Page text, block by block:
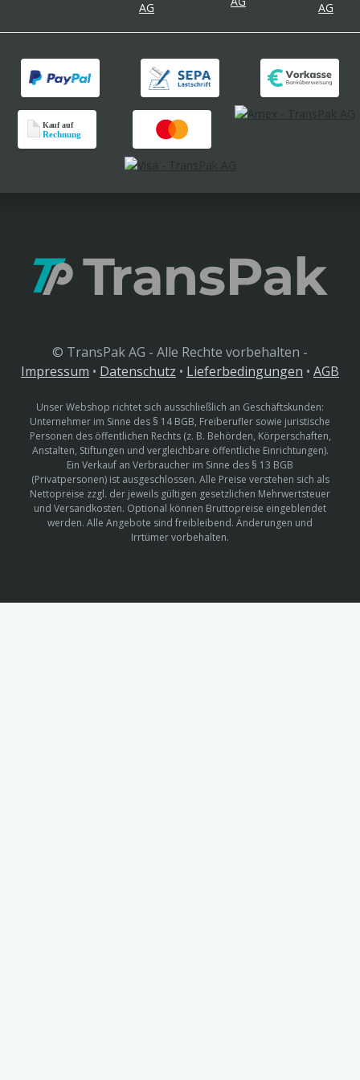
© TransPak AG - Alle Rechte vorbehalten -
Impressum • Datenschutz • Lieferbedingungen • AGB
Unser Webshop richtet sich ausschließlich an Geschäftskunden:
Unternehmer im Sinne des § 14 BGB, Freiberufler sowie juristische
Personen des öffentlichen Rechts (z. B. Behörden, Körperschaften,
Anstalten, Stiftungen und vergleichbare öffentliche Einrichtungen).
Ein Verkauf an Verbraucher im Sinne des § 13 BGB
(Privatpersonen) ist ausgeschlossen. Alle Preise verstehen sich als
Nettopreise zzgl. der jeweils gültigen gesetzlichen Mehrwertsteuer
und Versandkosten. Optional können Bruttopreise eingeblendet
werden. Alle Angebote sind freibleibend. Änderungen und
Irrtümer vorbehalten.